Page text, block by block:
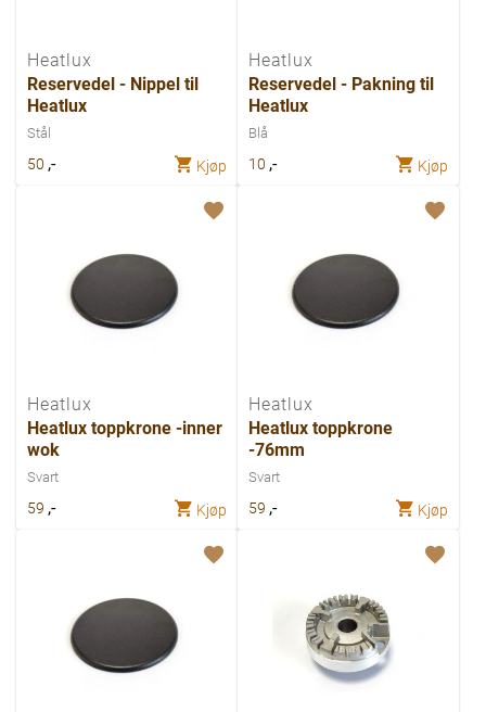
Heatlux
Reservedel - Nippel til
Heatlux
Stål
50 ,- Kjøp
Heatlux
Reservedel - Pakning til
Heatlux
Blå
10 ,- Kjøp
Heatlux
Heatlux toppkrone -inner
wok
Svart
59 ,- Kjøp
Heatlux
Heatlux toppkrone
-76mm
Svart
59 ,- Kjøp